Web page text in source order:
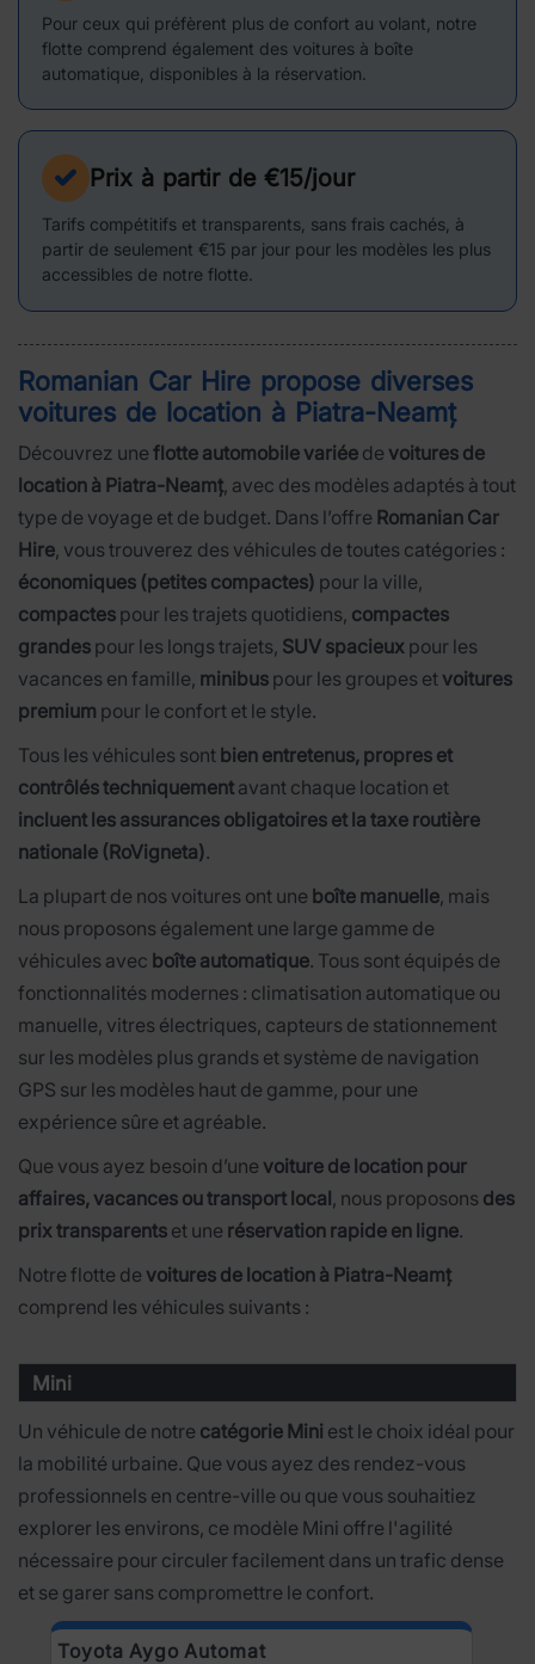
Pour ceux qui préfèrent plus de confort au volant, notre
flotte comprend également des voitures à boîte
automatique, disponibles à la réservation.
Prix à partir de €15/jour
Tarifs compétitifs et transparents, sans frais cachés, à
partir de seulement €15 par jour pour les modèles les plus
accessibles de notre flotte.
Romanian Car Hire propose diverses
voitures de location à Piatra-Neamț
Découvrez une flotte automobile variée de voitures de
location à Piatra-Neamț, avec des modèles adaptés à tout
type de voyage et de budget. Dans l’offre Romanian Car
Hire, vous trouverez des véhicules de toutes catégories :
économiques (petites compactes) pour la ville,
compactes pour les trajets quotidiens, compactes
grandes pour les longs trajets, SUV spacieux pour les
vacances en famille, minibus pour les groupes et voitures
premium pour le confort et le style.
Tous les véhicules sont bien entretenus, propres et
contrôlés techniquement avant chaque location et
incluent les assurances obligatoires et la taxe routière
nationale (RoVigneta).
La plupart de nos voitures ont une boîte manuelle, mais
nous proposons également une large gamme de
véhicules avec boîte automatique. Tous sont équipés de
fonctionnalités modernes : climatisation automatique ou
manuelle, vitres électriques, capteurs de stationnement
sur les modèles plus grands et système de navigation
GPS sur les modèles haut de gamme, pour une
expérience sûre et agréable.
Que vous ayez besoin d’une voiture de location pour
affaires, vacances ou transport local, nous proposons des
prix transparents et une réservation rapide en ligne.
Notre flotte de voitures de location à Piatra-Neamț
comprend les véhicules suivants :
Mini
Un véhicule de notre catégorie Mini est le choix idéal pour
la mobilité urbaine. Que vous ayez des rendez-vous
professionnels en centre-ville ou que vous souhaitiez
explorer les environs, ce modèle Mini offre l'agilité
nécessaire pour circuler facilement dans un trafic dense
et se garer sans compromettre le confort.
Toyota Aygo Automat